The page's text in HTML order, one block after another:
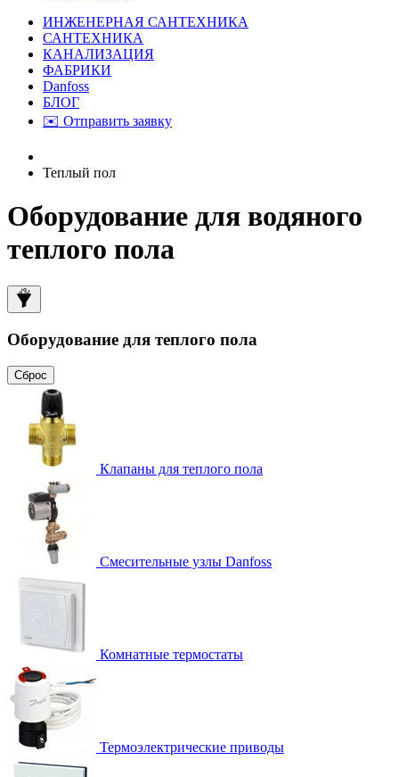
ИНЖЕНЕРНАЯ САНТЕХНИКА
САНТЕХНИКА
КАНАЛИЗАЦИЯ
ФАБРИКИ
Danfoss
БЛОГ
✉️ Отправить заявку
Теплый пол
Оборудование для водяного
теплого пола
Оборудование для теплого пола
Сброс
Клапаны для теплого пола
Смесительные узлы Danfoss
Комнатные термостаты
Термоэлектрические приводы